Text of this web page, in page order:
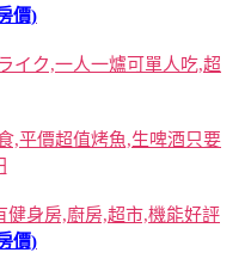
價)
イク,一人一爐可單人吃,超
,平價超值烤魚,生啤酒只要
健身房,廚房,超市,機能好評
價)